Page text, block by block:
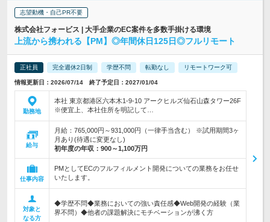
志望動機・自己PR不要
株式会社フォービス | 大手企業のEC案件を多数手掛ける環境
上流から携われる【PM】◎年間休日125日◎フルリモート
正社員 完全週休2日制 学歴不問 転勤なし リモートワーク可
情報更新日：2026/07/14 終了予定日：2027/01/04
勤務地
本社 東京都港区六本木1-9-10 アークヒルズ仙石山森タワー26F
※便宜上、本社住所を明記して…
給与
月給：765,000円～931,000円（一律手当含む） ※試用期間3ヶ
月あり(待遇に変更なし)
初年度の年収： 900～1,100万円
仕事内容
PMとしてECのフルフィルメント開発についての業務をお任せ
いたします。
対象と
なる方
◆学歴不問◆業務においての強い責任感◆Web開発の経験（業
界不問）◆他者の課題解決にモチベーションが沸く方